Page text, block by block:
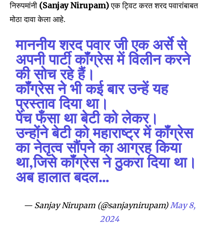
निरुपमांनी (Sanjay Nirupam)एक ट्विट करत शरद पवारांबाबत
मोठा दावा केला आहे.
माननीय शरद पवार जी एक अर्से से
अपनी पार्टी कॉंग्रेस में विलीन करने
की सोच रहे हैं।
कॉंग्रेस ने भी कई बार उन्हें यह
प्रस्ताव दिया था।
पेंच फँसा था बेटी को लेकर।
उन्होंने बेटी को महाराष्ट्र में कॉंग्रेस
का नेतृत्व सौंपने का आग्रह किया
था,जिसे कॉंग्रेस ने ठुकरा दिया था।
अब हालात बदल…
— Sanjay Nirupam (@sanjaynirupam)May 8,
2024